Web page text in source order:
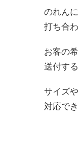
のれん
打ち合
お客の
送付す
サイズ
対応で